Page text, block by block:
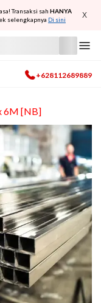
Transaksi sah HANYA
selengkapnya Di sini X
+628112689889
6M [NB]